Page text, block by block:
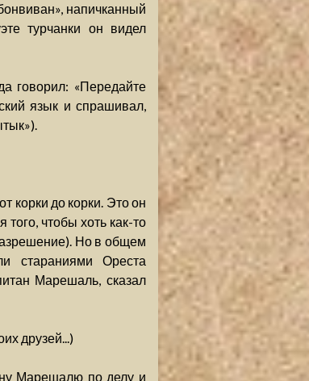
напичканный
турчанки он видел
говорил: «Передайте
язык и спрашивал,
корки до корки. Это он
чтобы хоть как-то
Но в общем
стараниями Ореста
Марешаль, сказал
друзей...)
Марешалю по делу и